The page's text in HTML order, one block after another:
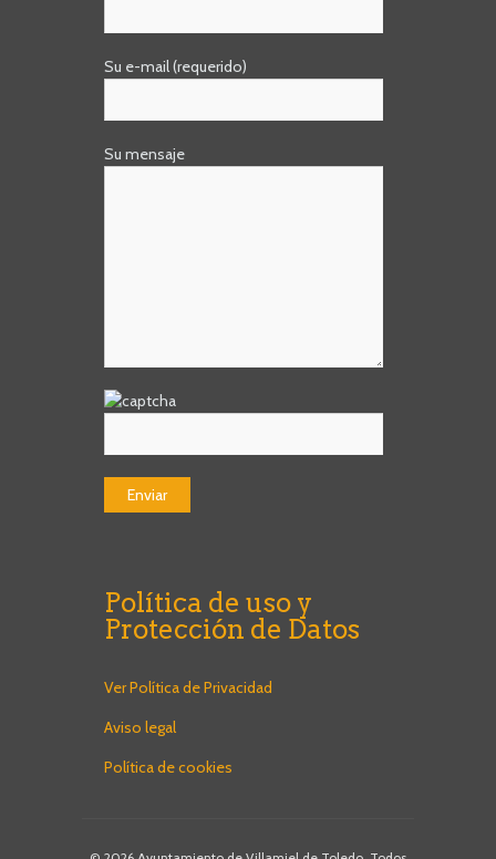
Su e-mail (requerido)
Su mensaje
Política de uso y
Protección de Datos
Ver Política de Privacidad
Aviso legal
Política de cookies